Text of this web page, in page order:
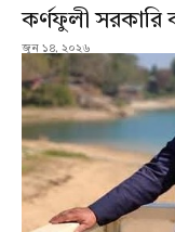
কর্ণফুলী সরকারি
জুন ১৪, ২০২৬